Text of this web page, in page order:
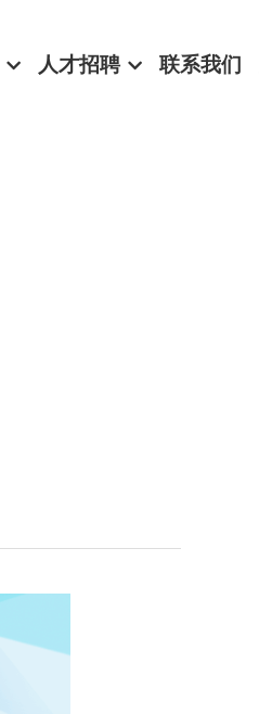
人才招聘 联系我们